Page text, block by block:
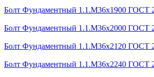
Болт Фундаментный 1.1.М36х1900 ГОСТ
Болт Фундаментный 1.1.М36х2000 ГОСТ
Болт Фундаментный 1.1.М36х2120 ГОСТ
Болт Фундаментный 1.1.М36х2240 ГОСТ